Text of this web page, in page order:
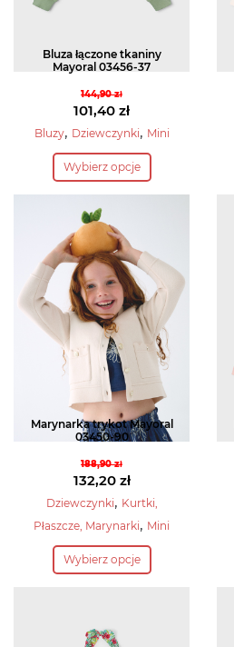
produktu
Bluza łączone tkaniny
Mayoral 03456-37
144,90zł
Pierwotna
cena
wynosiła:
144,90 zł.
101,40 zł
Aktualna
cena
wynosi:
Bluzy, Dziewczynki, Mini
Wybierz opcje
Ten
produkt
ma
wiele
wariantów.
Opcje
można
wybrać
na
stronie
produktu
Marynarka trykot Mayoral
03450-90
188,90zł
Pierwotna
cena
wynosiła:
132,20 zł
Aktualna
cena
132,20 zł.
Dziewczynki, Kurtki,
Płaszcze, Marynarki, Mini
Wybierz opcje
Ten
produkt
wariantów.